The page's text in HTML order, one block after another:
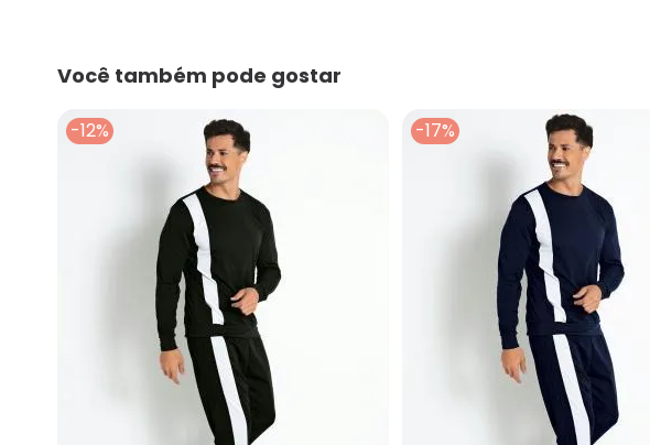
Você também pode gostar
-12% -17%